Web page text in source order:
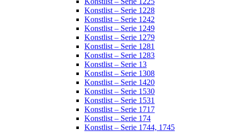
Konstlist – Serie 1228
Konstlist – Serie 1242
Konstlist – Serie 1249
Konstlist – Serie 1279
Konstlist – Serie 1281
Konstlist – Serie 1283
Konstlist – Serie 13
Konstlist – Serie 1308
Konstlist – Serie 1420
Konstlist – Serie 1530
Konstlist – Serie 1531
Konstlist – Serie 1717
Konstlist – Serie 174
Konstlist – Serie 1744, 1745